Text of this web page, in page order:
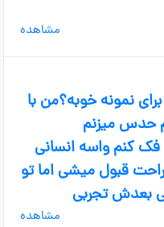
مشاهده
نمونه خوبه؟من با
حدس میزنم
که فک کنم واسه انسانی
قبول میشی اما تو
بعدش تجربی
مشاهده